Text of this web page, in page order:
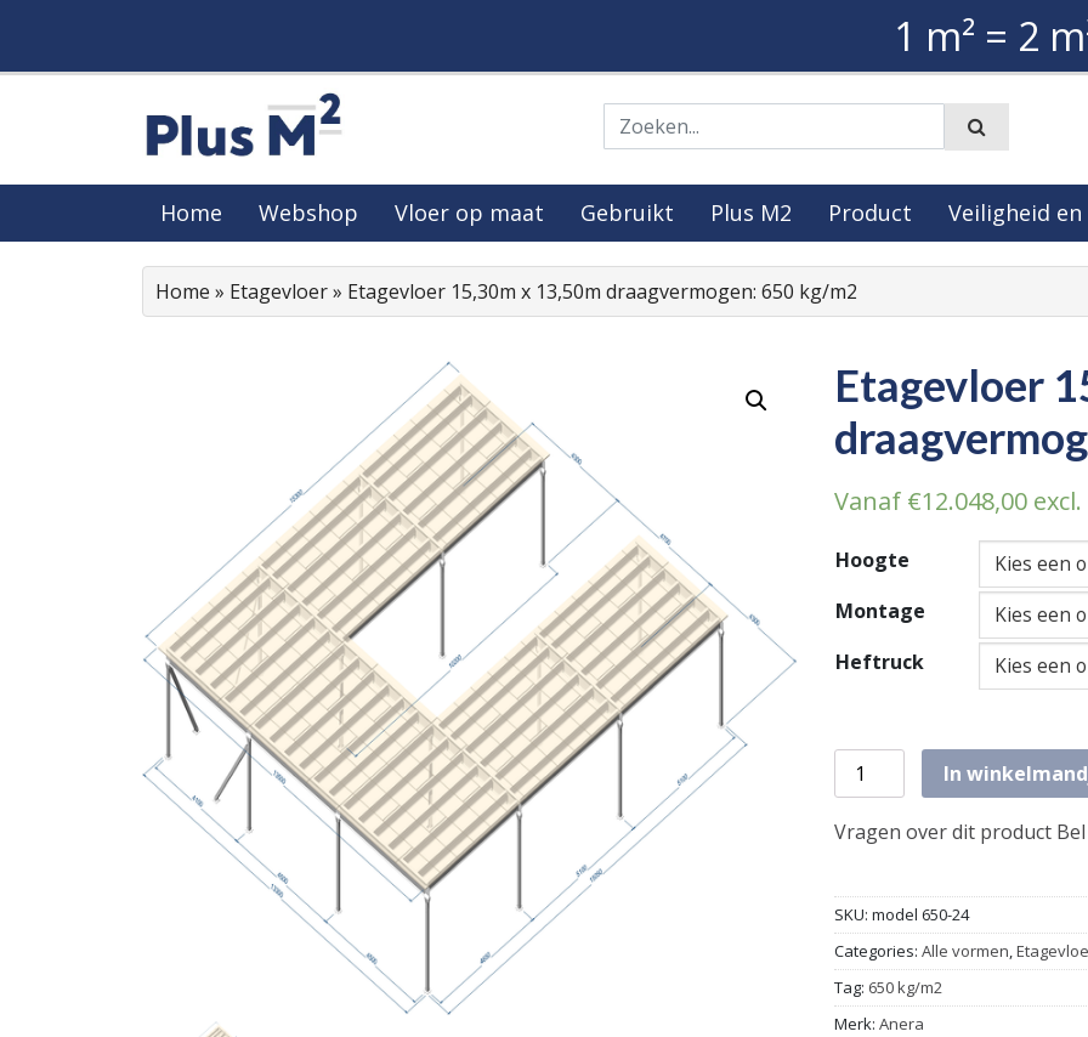
1 m² = 2
Zoeken
Home Webshop Vloer op maat Gebruikt Plus M2 Product Veiligheid
Home » Etagevloer» Etagevloer 15,30m x 13,50m draagvermogen: 650 kg/m2
Etagevloer
Vanaf €12.048,00
Hoogte
Montage
Heftruck
Etagevloer 15,30m x
In
Vragen over dit product Bel
SKU: model 650-24
Categories: Alle vormen,
Tag: 650 kg/m2
Merk: Anera